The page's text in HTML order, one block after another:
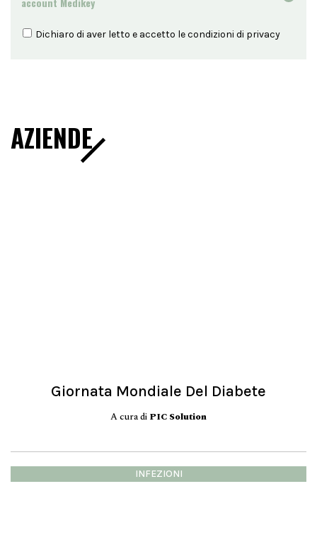
Dichiaro di aver letto e accetto le condizioni di privacy
AZIENDE
Giornata Mondiale Del Diabete
A cura di PIC Solution
INFEZIONI